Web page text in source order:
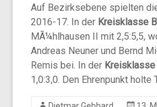
Auf Bezirksebene spielten
2016-17. In der Kreisklasse B
MÃ¼hlhausen II mit 2,5:5,5,
Andreas Neuner und Bernd
Remis bei. In der Kreisklasse
1,0:3,0. Den Ehrenpunkt